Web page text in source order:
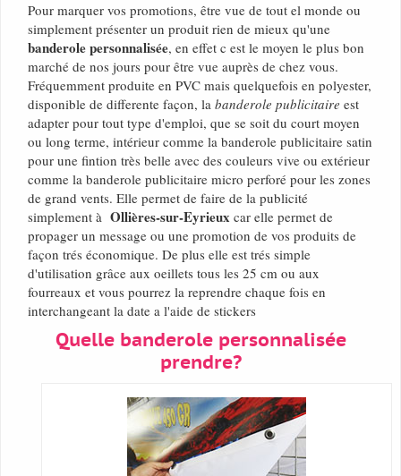
Pour marquer vos promotions, être vue de tout el monde ou
simplement présenter un produit rien de mieux qu'une
banderole personnalisée, en effet c est le moyen le plus bon
marché de nos jours pour être vue auprès de chez vous.
Fréquemment produite en PVC mais quelquefois en polyester,
disponible de differente façon, la banderole publicitaire est
adapter pour tout type d'emploi, que se soit du court moyen
ou long terme, intérieur comme la banderole publicitaire satin
pour une fintion très belle avec des couleurs vive ou extérieur
comme la banderole publicitaire micro perforé pour les zones
de grand vents. Elle permet de faire de la publicité
simplement à Ollières-sur-Eyrieux car elle permet de
propager un message ou une promotion de vos produits de
façon trés économique. De plus elle est trés simple
d'utilisation grâce aux oeillets tous les 25 cm ou aux
fourreaux et vous pourrez la reprendre chaque fois en
interchangeant la date a l'aide de stickers
Quelle banderole personnalisée
prendre?